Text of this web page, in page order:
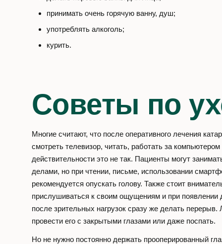
принимать очень горячую ванну, душ;
употреблять алкоголь;
курить.
Советы по
Многие считают, что после оперативного лечения
смотреть телевизор, читать, работать за компьютером
действительности это не так. Пациенты могут
делами, но при чтении, письме, использовании
рекомендуется опускать голову. Также стоит
прислушиваться к своим ощущениям и при появлении
после зрительных нагрузок сразу же делать перерыв.
провести его с закрытыми глазами или даже поспать.
Но не нужно постоянно держать прооперированный